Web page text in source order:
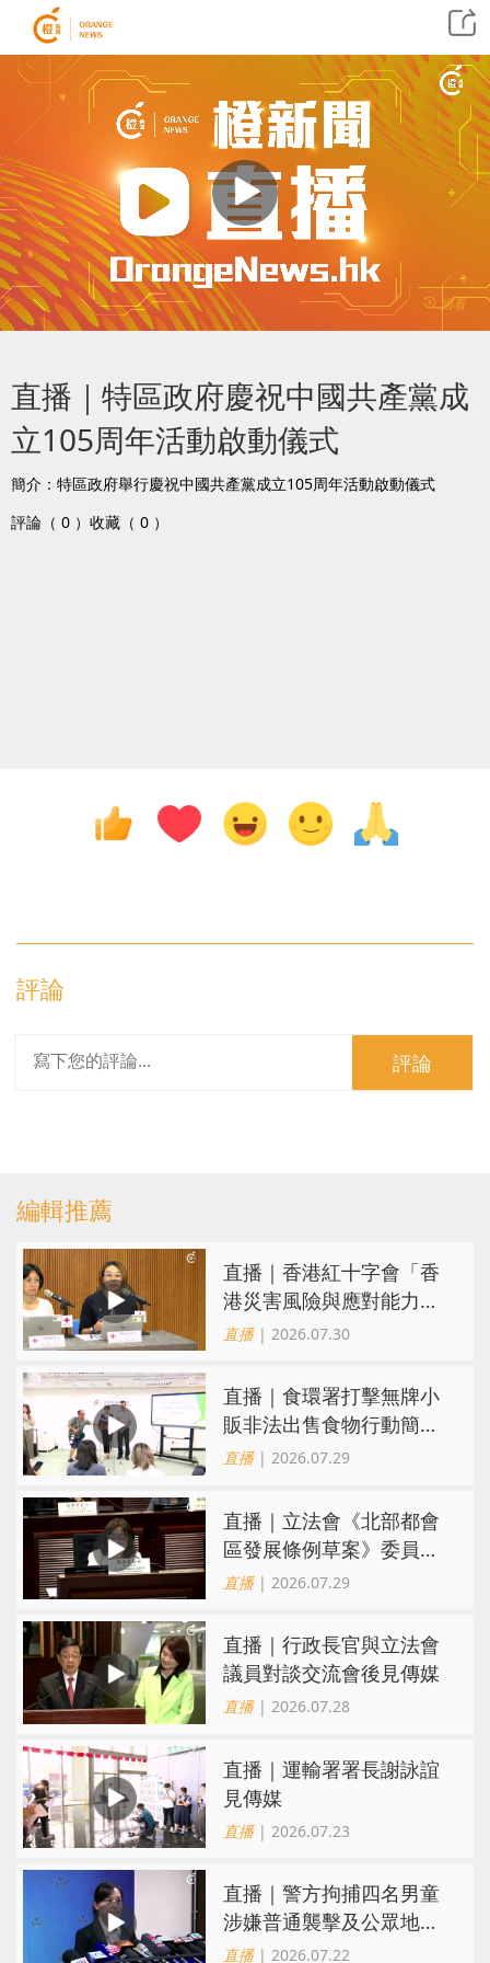
回看
直播｜特區政府慶祝中國共產黨成
立105周年活動啟動儀式
簡介：特區政府舉行慶祝中國共產黨成立105周年活動啟動儀式
評論（ 0 ） 收藏（ 0 ）
評論
評論
編輯推薦
直播｜香港紅十字會「香
港災害風險與應對能力地
圖2026」研究發佈會
直播| 2026.07.30
直播｜食環署打擊無牌小
販非法出售食物行動簡報
會
直播| 2026.07.29
直播｜立法會《北部都會
區發展條例草案》委員會
會議
直播| 2026.07.29
直播｜行政長官與立法會
議員對談交流會後見傳媒
直播| 2026.07.28
直播｜運輸署署長謝詠誼
見傳媒
直播| 2026.07.23
直播｜警方拘捕四名男童
涉嫌普通襲擊及公眾地方
內擾亂秩序行為
直播| 2026.07.22